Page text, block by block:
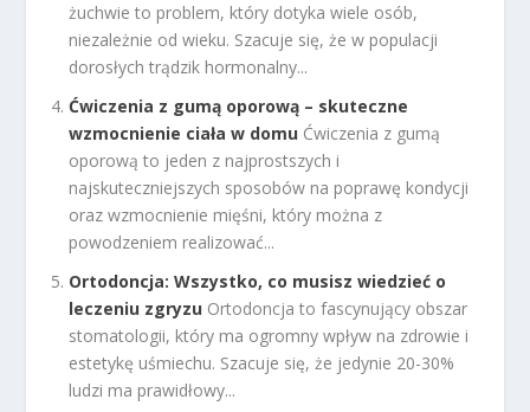
żuchwie to problem, który dotyka wiele osób,
niezależnie od wieku. Szacuje się, że w populacji
dorosłych trądzik hormonalny...
Ćwiczenia z gumą oporową – skuteczne
wzmocnienie ciała w domu Ćwiczenia z gumą
oporową to jeden z najprostszych i
najskuteczniejszych sposobów na poprawę kondycji
oraz wzmocnienie mięśni, który można z
powodzeniem realizować...
Ortodoncja: Wszystko, co musisz wiedzieć o
leczeniu zgryzu Ortodoncja to fascynujący obszar
stomatologii, który ma ogromny wpływ na zdrowie i
estetykę uśmiechu. Szacuje się, że jedynie 20-30%
ludzi ma prawidłowy...